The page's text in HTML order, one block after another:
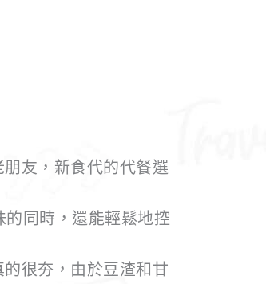
友，新食代的代餐選
同時，還能輕鬆地控
很夯，由於豆渣和甘